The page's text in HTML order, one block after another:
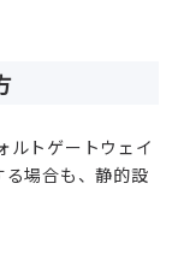
ルトゲートウェイ
る場合も、静的設